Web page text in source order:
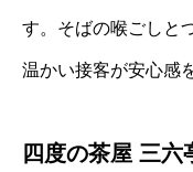
す。そばの喉ごしと
温かい接客が安心感
四度の茶屋 三六